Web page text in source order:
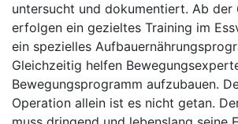
untersucht und dokumentiert. Ab der
erfolgen ein gezieltes Training im
ein spezielles
Gleichzeitig helfen
Bewegungsprogramm aufzubauen.
Operation allein ist es nicht getan.